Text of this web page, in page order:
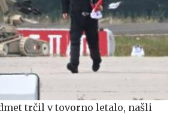
trčil v tovorno letalo, našli